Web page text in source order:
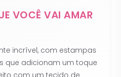
VOCÊ VAI AMAR
incrível, com estampas
que adicionam um toque
com um tecido de